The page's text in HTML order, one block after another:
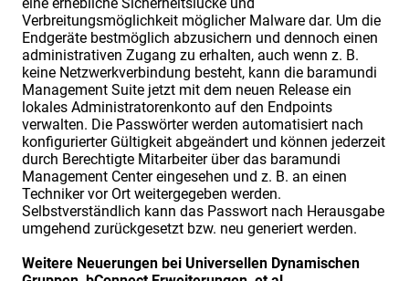
Verbreitungsmöglichkeit möglicher Malware dar. Um die
Endgeräte bestmöglich abzusichern und dennoch einen
administrativen Zugang zu erhalten, auch wenn z. B.
keine Netzwerkverbindung besteht, kann die baramundi
Management Suite jetzt mit dem neuen Release ein
lokales Administratorenkonto auf den Endpoints
verwalten. Die Passwörter werden automatisiert nach
konfigurierter Gültigkeit abgeändert und können jederzeit
durch Berechtigte Mitarbeiter über das baramundi
Management Center eingesehen und z. B. an einen
Techniker vor Ort weitergegeben werden.
Selbstverständlich kann das Passwort nach Herausgabe
umgehend zurückgesetzt bzw. neu generiert werden.
Weitere Neuerungen bei Universellen Dynamischen